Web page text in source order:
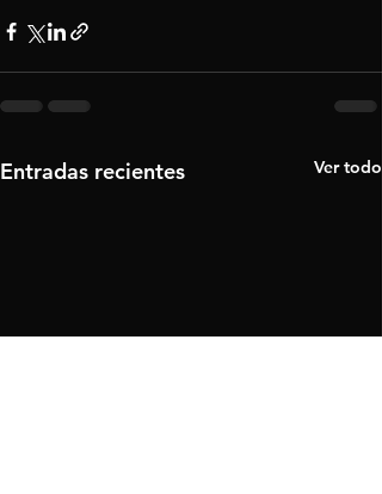
Entradas recientes Ver todo